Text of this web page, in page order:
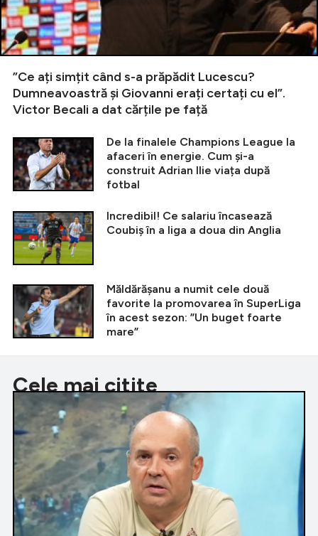
”Ce ați simțit când s-a prăpădit Lucescu?
Dumneavoastră și Giovanni erați certați cu el”.
Victor Becali a dat cărțile pe față
De la finalele Champions League la
afaceri în energie. Cum și-a
construit Adrian Ilie viața după
fotbal
Incredibil! Ce salariu încasează
Coubiș în a liga a doua din Anglia
Măldărășanu a numit cele două
favorite la promovarea în SuperLiga
în acest sezon: ”Un buget foarte
mare”
Cele mai citite